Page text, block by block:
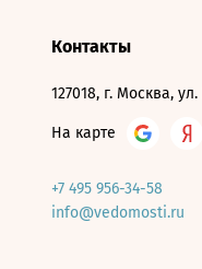
Контакты
127018, г. Москва,
На карте
+7 495 956-34-58
info@vedomosti.ru